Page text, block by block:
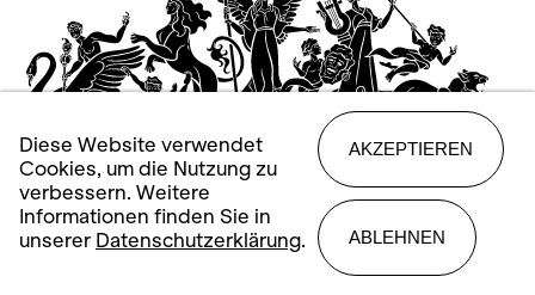
Diese Website verwendet
Cookies, um die Nutzung zu
verbessern. Weitere
Informationen finden Sie in
unserer Datenschutzerklärung.
AKZEPTIEREN
ABLEHNEN